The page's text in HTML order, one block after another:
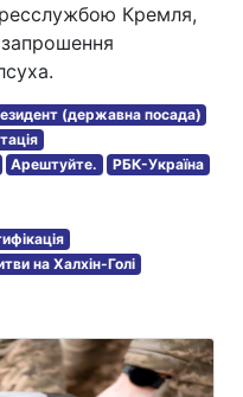
Кремля,
запрошення
(державна посада)
Арештуйте.
РБК-Україна
на Халхін-Голі